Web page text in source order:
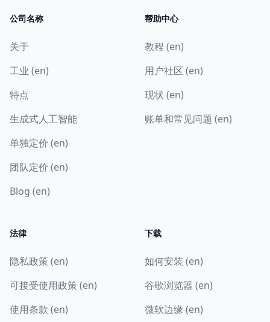
公司名称
关于
工业 (en)
特点
生成式人工智能
单独定价 (en)
团队定价 (en)
Blog (en)
帮助中心
教程 (en)
用户社区 (en)
现状 (en)
账单和常见问题 (en)
法律
隐私政策 (en)
可接受使用政策 (en)
使用条款 (en)
下载
如何安装 (en)
谷歌浏览器 (en)
微软边缘 (en)